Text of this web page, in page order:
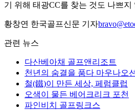
기 위해 태광CC를 찾는 것도 나쁘지
황창연 한국골프신문 기자
관련 뉴스
다산베아채 골프앤리조트
천년의 숨결을 품다 마우나오
철(鐵)이 만든 세상, 페럼클럽
오색이 물든 베어크리크 포천
파인비치 골프링크스